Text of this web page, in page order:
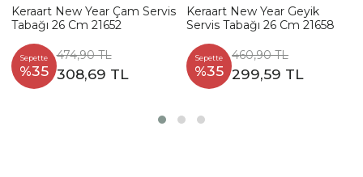
Keraart New Year Çam Servis
Tabağı 26 Cm 21652
Sepette
%35
474,90 TL
308,69 TL
Keraart New Year Geyik
Servis Tabağı 26 Cm 21658
Sepette
%35
460,90 TL
299,59 TL